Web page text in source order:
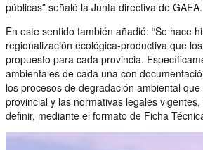
públicas” señaló la Junta directiva de GAEA.
En este sentido también añadió: “Se hace
regionalización ecológica-productiva que
propuesto para cada provincia.
ambientales de cada una con
los procesos de degradación ambiental
provincial y las normativas legales
definir, mediante el formato de Ficha